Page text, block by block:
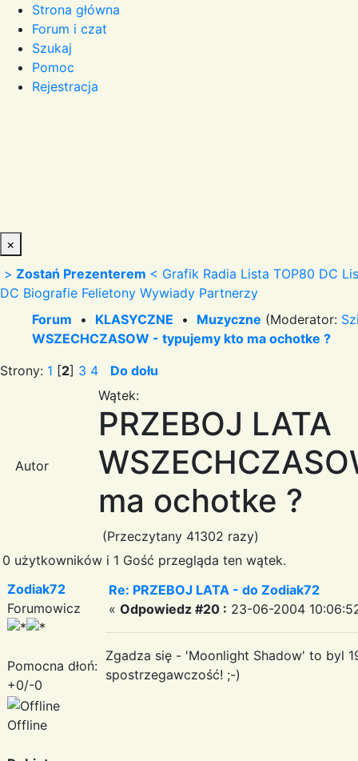
Strona główna
Forum i czat
Szukaj
Pomoc
Rejestracja
×
> Zostań Prezenterem < Grafik Radia Lista TOP80 DC
DC Biografie Felietony Wywiady Partnerzy
Forum • KLASYCZNE • Muzyczne (Moderator:
WSZECHCZASOW - typujemy kto ma ochotke ?
Strony: 1 [2] 3 4 Do dołu
Autor
Wątek:
PRZEBOJ LATA
ma ochotke ?
(Przeczytany 41302 razy)
0 użytkowników i 1 Gość przegląda ten wątek.
Zodiak72
Forumowicz
Pomocna dłoń:
+0/-0
Offline
Re: PRZEBOJ LATA - do Zodiak72
« Odpowiedz #20 : 23-06-2004
Zgadza się - 'Moonlight Shadow' to byl
spostrzegawczość! ;-)